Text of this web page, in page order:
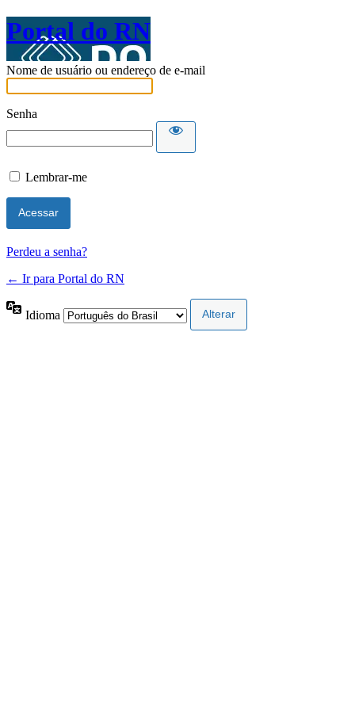
Portal do RN
Nome de usuário ou endereço de e-mail
Senha
Lembrar-me
Perdeu a senha?
← Ir para Portal do RN
Idioma